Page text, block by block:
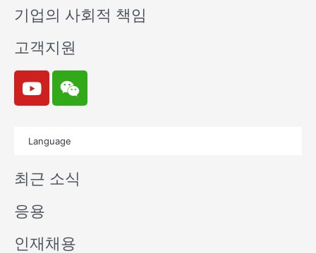
기업의 사회적 책임
고객지원
Y
o
u
e
W
e
i
n
Language
최근 소식
응용
인재채용